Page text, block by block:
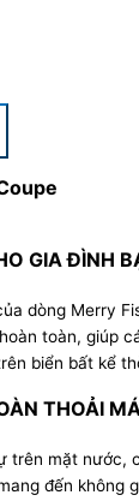
GIA ĐÌNH
dòng Merry
toàn, giúp
biển bất kể
THOẢI
trên mặt nước,
đến không